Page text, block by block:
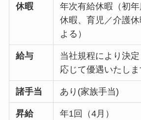
休暇
年次有給休暇（初
休暇、育児／介護
よる）
給与
当社規程により決
応じて優遇いたしま
諸手当 あり(家族手当)
昇給 年1回（4月）